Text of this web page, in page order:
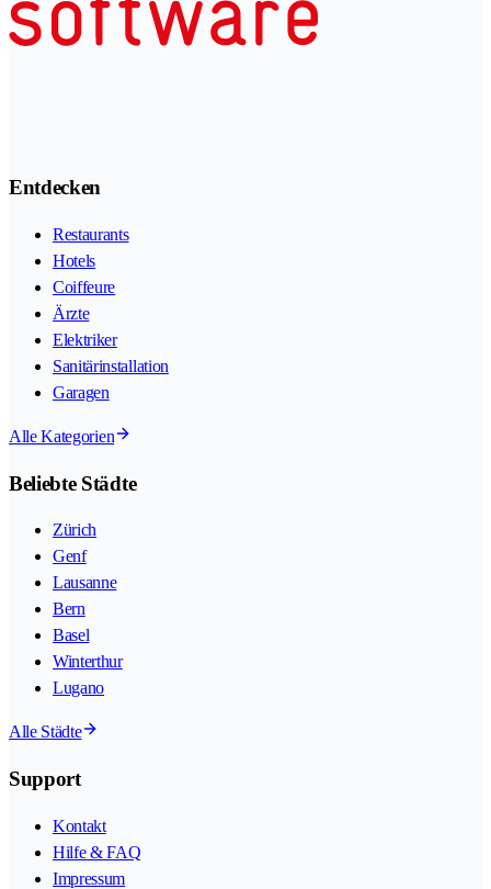
Entdecken
Restaurants
Hotels
Coiffeure
Ärzte
Elektriker
Sanitärinstallation
Garagen
Alle Kategorien
Beliebte Städte
Zürich
Genf
Lausanne
Bern
Basel
Winterthur
Lugano
Alle Städte
Support
Kontakt
Hilfe & FAQ
Impressum